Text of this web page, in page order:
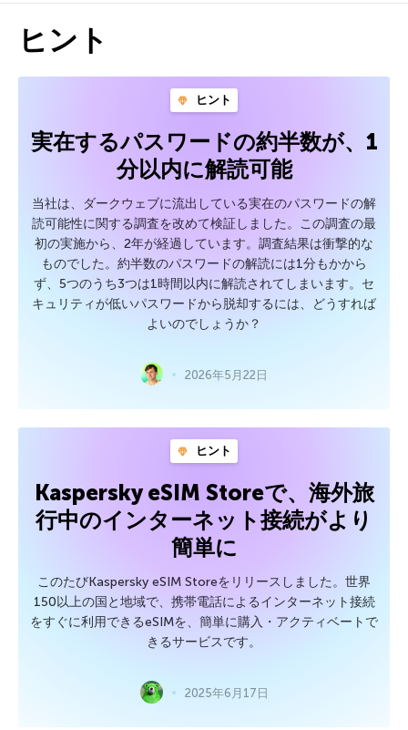
ヒント
ヒント
実在するパスワードの約半数が、1
分以内に解読可能
当社は、ダークウェブに流出している実在のパスワードの解
読可能性に関する調査を改めて検証しました。この調査の最
初の実施から、2年が経過しています。調査結果は衝撃的な
ものでした。約半数のパスワードの解読には1分もかから
ず、5つのうち3つは1時間以内に解読されてしまいます。セ
キュリティが低いパスワードから脱却するには、どうすれば
よいのでしょうか？
2026年5月22日
ヒント
Kaspersky eSIM Storeで、海外旅
行中のインターネット接続がより
簡単に
このたびKaspersky eSIM Storeをリリースしました。世界
150以上の国と地域で、携帯電話によるインターネット接続
をすぐに利用できるeSIMを、簡単に購入・アクティベートで
きるサービスです。
2025年6月17日